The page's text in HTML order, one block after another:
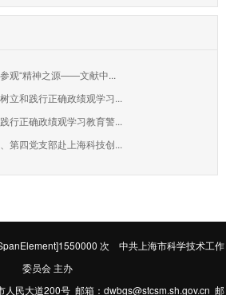
观“精神之源——文献中...
立和践行正确政绩观学习...
行正确政绩观学习教育警...
第四党支部赴上海科技创...
次 中共上海市科学技术工作
委员会 主办
民大道200号 邮箱：dwbgs@stcsm.sh.gov.cn 邮